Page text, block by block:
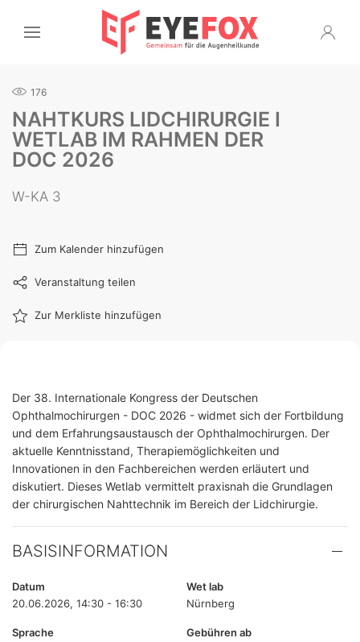
176
NAHTKURS LIDCHIRURGIE I
WETLAB IM RAHMEN DER
DOC 2026
W-KA 3
Zum Kalender hinzufügen
Veranstaltung teilen
Zur Merkliste hinzufügen
Der 38. Internationale Kongress der Deutschen
Ophthalmochirurgen - DOC 2026 - widmet sich der Fortbildung
und dem Erfahrungsaustausch der Ophthalmochirurgen. Der
aktuelle Kenntnisstand, Therapiemöglichkeiten und
Innovationen in den Fachbereichen werden erläutert und
diskutiert. Dieses Wetlab vermittelt praxisnah die Grundlagen
der chirurgischen Nahttechnik im Bereich der Lidchirurgie.
BASISINFORMATION
Datum
20.06.2026, 14:30 - 16:30
Wet lab
Nürnberg
Sprache
Gebühren ab